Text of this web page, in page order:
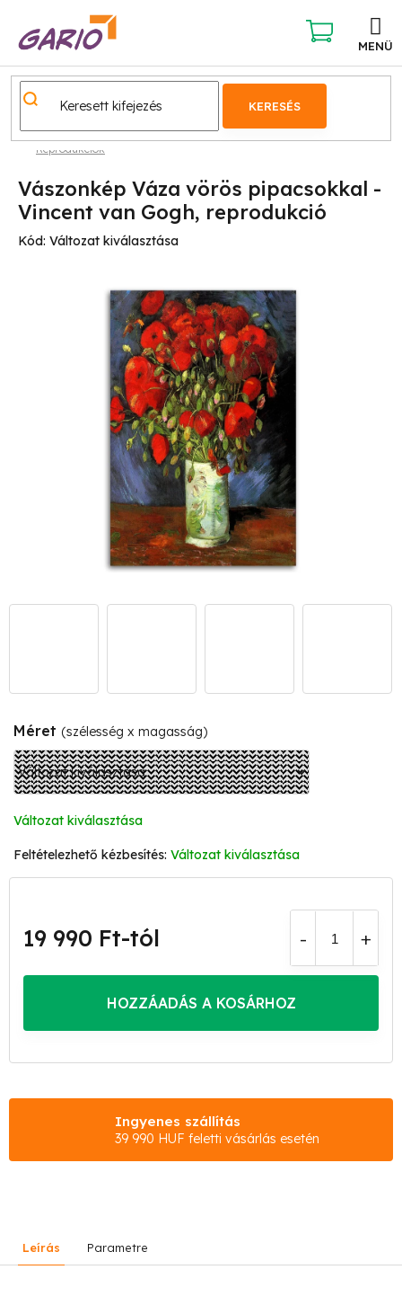
KERESÉS
KOSÁR
Reprodukciók
Vászonkép Váza vörös pipacsokkal -
Vincent van Gogh, reprodukció
Kód: Változat kiválasztása
Méret (szélesség x magasság)
Változat kiválasztása
Változat kiválasztása
19 990 Ft-tól
HOZZÁADÁS A KOSÁRHOZ
Ingyenes szállítás
39 990 HUF feletti vásárlás esetén
Leírás Parametre